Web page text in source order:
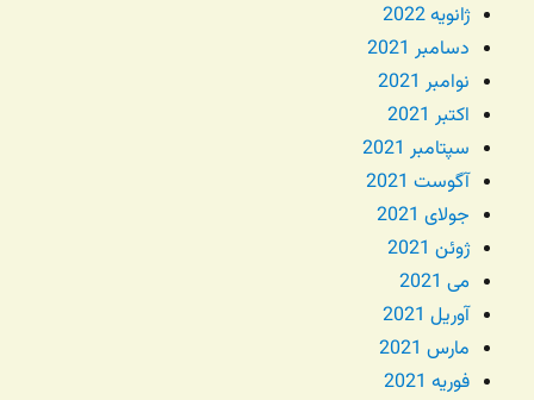
ژانویه 2022
دسامبر 2021
نوامبر 2021
اکتبر 2021
سپتامبر 2021
آگوست 2021
جولای 2021
ژوئن 2021
می 2021
آوریل 2021
مارس 2021
فوریه 2021